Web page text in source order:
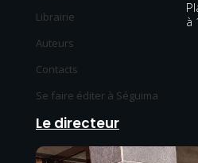
Librairie
Auteurs
Contacts
Se faire éditer à Séguima
à
Le directeur